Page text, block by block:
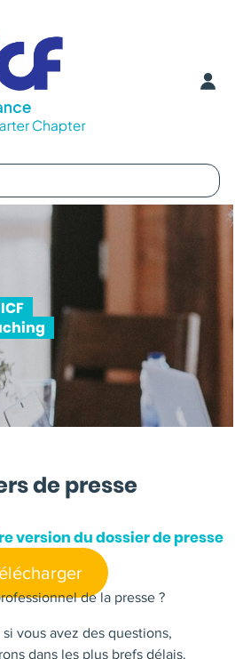
de presse
version du dossier de presse
de la presse ?
vous avez des questions,
dans les plus brefs délais.